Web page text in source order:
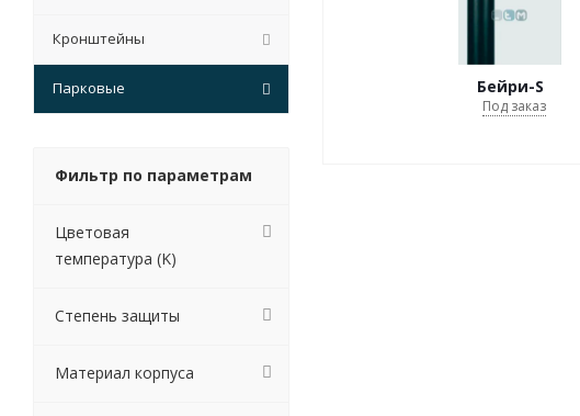
Бейри-S
Под заказ
Кронштейны
Парковые
Фильтр по параметрам
Цветовая
температура (K)
Степень защиты
Материал корпуса